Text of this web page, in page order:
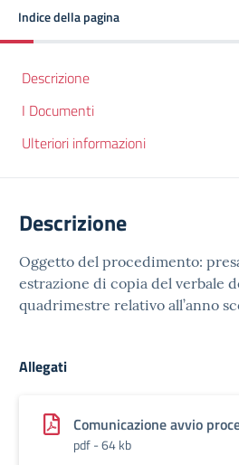
Indice della pagina
Descrizione
I Documenti
Ulteriori informazioni
Descrizione
Oggetto del procedimento:
estrazione di copia del verbale
quadrimestre relativo all’anno
Allegati
Comunicazione avvio
pdf - 64 kb